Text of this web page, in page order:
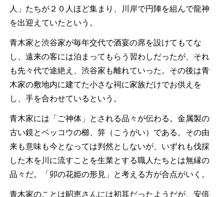
人」たちが２０人ほど集まり、川岸で円陣を組んで龍神
を出迎えていたという。
青木家と渋谷家が毎年交代で酒宴の席を設けてもてな
し、遠来の客には泊まってもらう習わしだったが、それ
も先々代で途絶え、渋谷家も離れていった。その後は青
木家の敷地内に建てた小さな祠に家族だけでお供えを
し、手を合わせているという。
青木家には「ご神体」とされる品々が伝わる。金属製の
古い鏡とベッコウの櫛、笄（こうがい）である。その由
来も意味も今となっては判然としないが、いずれも伐採
した木を川に流すことを生業とする職人たちとは無縁の
品々だ。「卯の花姫の形見」と考える方が合点がいく。
青木家のことは昭恵さんには初耳だったようだが、安倍